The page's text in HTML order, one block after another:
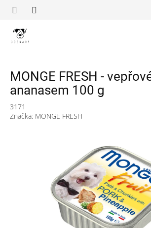
MONGE FRESH -
ananasem 100 g
3171
Značka: MONGE FRESH